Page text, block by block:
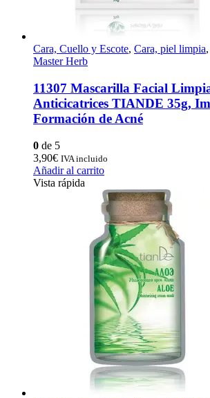
Cara, Cuello y Escote, Cara, piel limpia,
Master Herb
11307 Mascarilla Facial
Anticicatrices TIANDE 35g,
Formación de Acné
0 de 5
3,90€ IVA incluido
Añadir al carrito
Vista rápida